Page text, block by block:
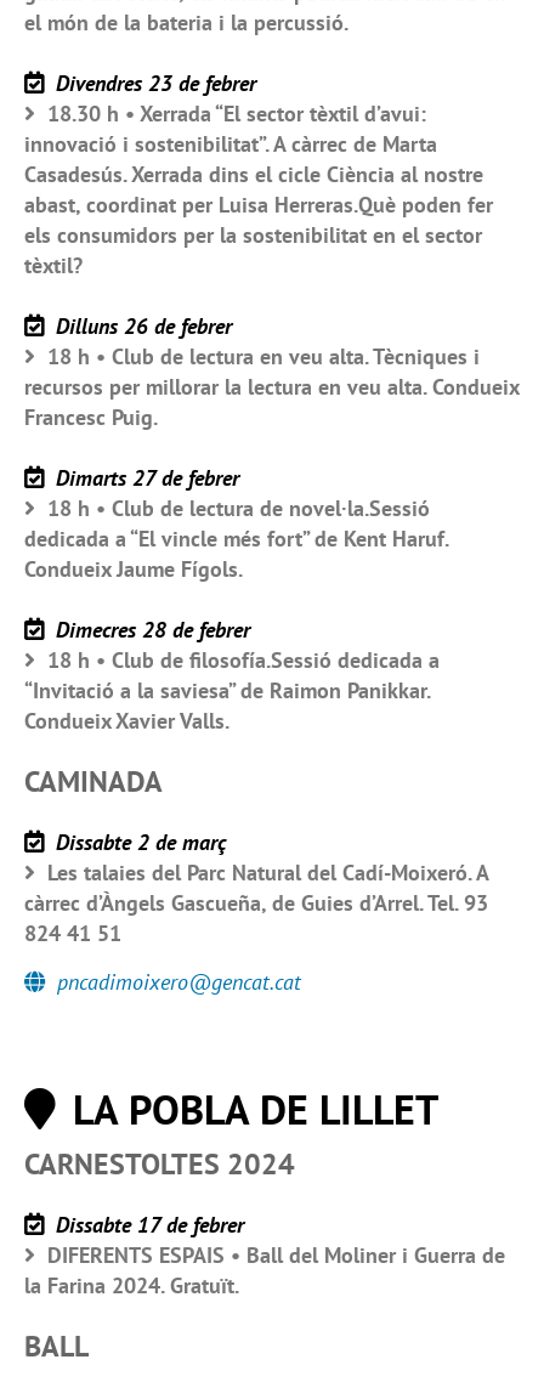
el món de la bateria i la percussió.
Divendres 23 de febrer
18.30 h • Xerrada “El sector tèxtil d’avui:
innovació i sostenibilitat”. A càrrec de Marta
Casadesús. Xerrada dins el cicle Ciència al nostre
abast, coordinat per Luisa Herreras.Què poden fer
els consumidors per la sostenibilitat en el sector
tèxtil?
Dilluns 26 de febrer
18 h • Club de lectura en veu alta. Tècniques i
recursos per millorar la lectura en veu alta. Condueix
Francesc Puig.
Dimarts 27 de febrer
18 h • Club de lectura de novel·la.Sessió
dedicada a “El vincle més fort” de Kent Haruf.
Condueix Jaume Fígols.
Dimecres 28 de febrer
18 h • Club de filosofía.Sessió dedicada a
“Invitació a la saviesa” de Raimon Panikkar.
Condueix Xavier Valls.
CAMINADA
Dissabte 2 de març
Les talaies del Parc Natural del Cadí-Moixeró. A
càrrec d’Àngels Gascueña, de Guies d’Arrel. Tel. 93
824 41 51
pncadimoixero@gencat.cat
LA POBLA DE LILLET
CARNESTOLTES 2024
Dissabte 17 de febrer
DIFERENTS ESPAIS • Ball del Moliner i Guerra de
la Farina 2024. Gratuït.
BALL